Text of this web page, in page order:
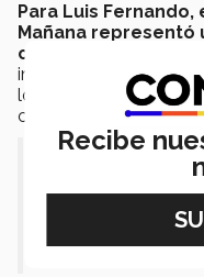
Para Luis
Mañana representó
como las personas
impulso para querer
lo necesitan y tratar de
como lo inspiraron a él.
“Cada reto que
oportunidad
nuevo y
satisfactorias”
Recibe